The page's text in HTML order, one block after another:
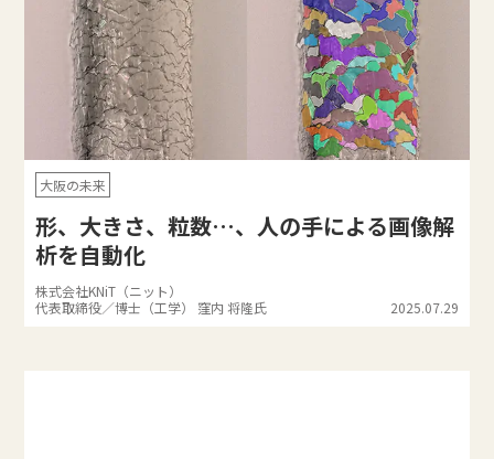
大阪の未来
形、大きさ、粒数…、人の手による画像解
析を自動化
株式会社KNiT（ニット）
代表取締役／博士（工学） 窪内 将隆氏
2025.07.29